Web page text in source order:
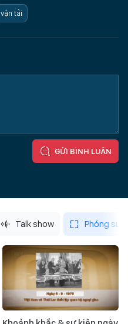
vận tải
GỬI BÌNH LUẬN
Talk show Phóng sự